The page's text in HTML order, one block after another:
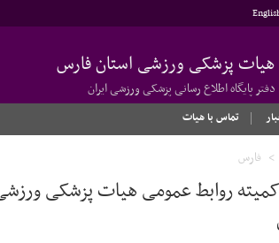
هیات پزشکی ورزشی استان فارس
دفتر پایگاه اطلاع رسانی پزشکی ورزشی ایران
تماس با هیات
فارس
روابط عمومی هیات پزشکی ورزشی